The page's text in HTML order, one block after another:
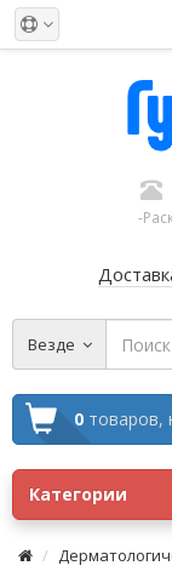
-
Везде
0 товаров,
Категории